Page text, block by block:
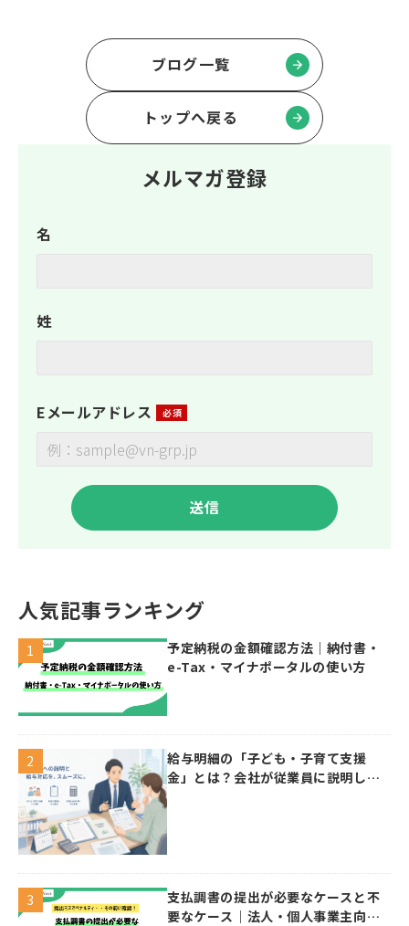
ブログ一覧
トップへ戻る
メルマガ登録
名
姓
Eメールアドレス
人気記事ランキング
予定納税の金額確認方法｜納付書・
e-Tax・マイナポータルの使い方
給与明細の「子ども・子育て支援
金」とは？会社が従業員に説明した
支払調書の提出が必要なケースと不
要なケース｜法人・個人事業主向け